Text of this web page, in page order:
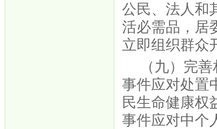
公民、法人和
活必需品，居
立即组织群众
（九）完
事件应对处置
民生命健康权
事件应对中个